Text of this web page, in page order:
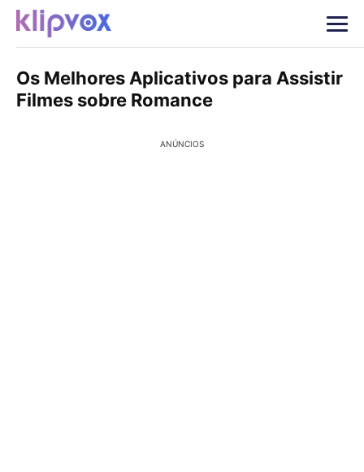
Os Melhores Aplicativos para Assistir
Filmes sobre Romance
ANÚNCIOS